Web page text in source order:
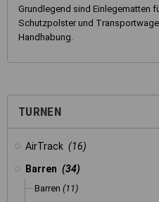
TURNEN
AirTrack (16)
Barren (34)
Barren (11)
Grundlegend sind Einlegematten
Schutzpolster und
Handhabung.